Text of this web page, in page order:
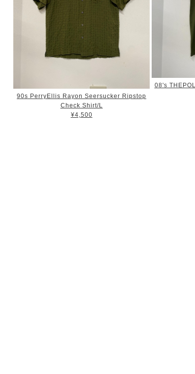
90s PerryEllis Rayon Seersucker Ripstop
Check Shirt/L
¥4,500
08's